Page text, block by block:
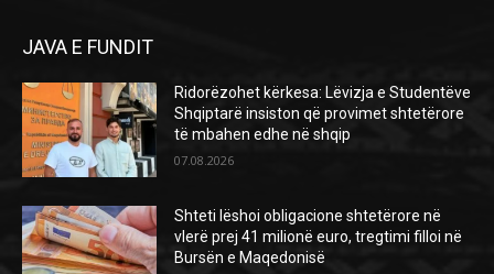
JAVA E FUNDIT
Ridorëzohet kërkesa: Lëvizja e Studentëve
Shqiptarë insiston që provimet shtetërore
të mbahen edhe në shqip
07.08.2026
Shteti lëshoi obligacione shtetërore në
vlerë prej 41 milionë euro, tregtimi filloi në
Bursën e Maqedonisë